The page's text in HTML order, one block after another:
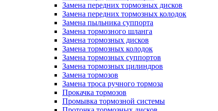
Замена передних тормозных дисков
Замена передних тормозных колодок
Замена пыльника суппорта
Замена тормозного шланга
Замена тормозных дисков
Замена тормозных колодок
Замена тормозных суппортов
Замена тормозных цилиндров
Замена тормозов
Замена троса ручного тормоза
Прокачка тормозов
Промывка тормозной системы